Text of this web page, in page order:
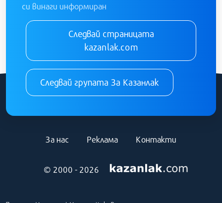
си винаги информиран
Следвай страницата
kazanlak.com
Следвай групата За Казанлак
© 2000 - 2026
За нас Реклама Контакти